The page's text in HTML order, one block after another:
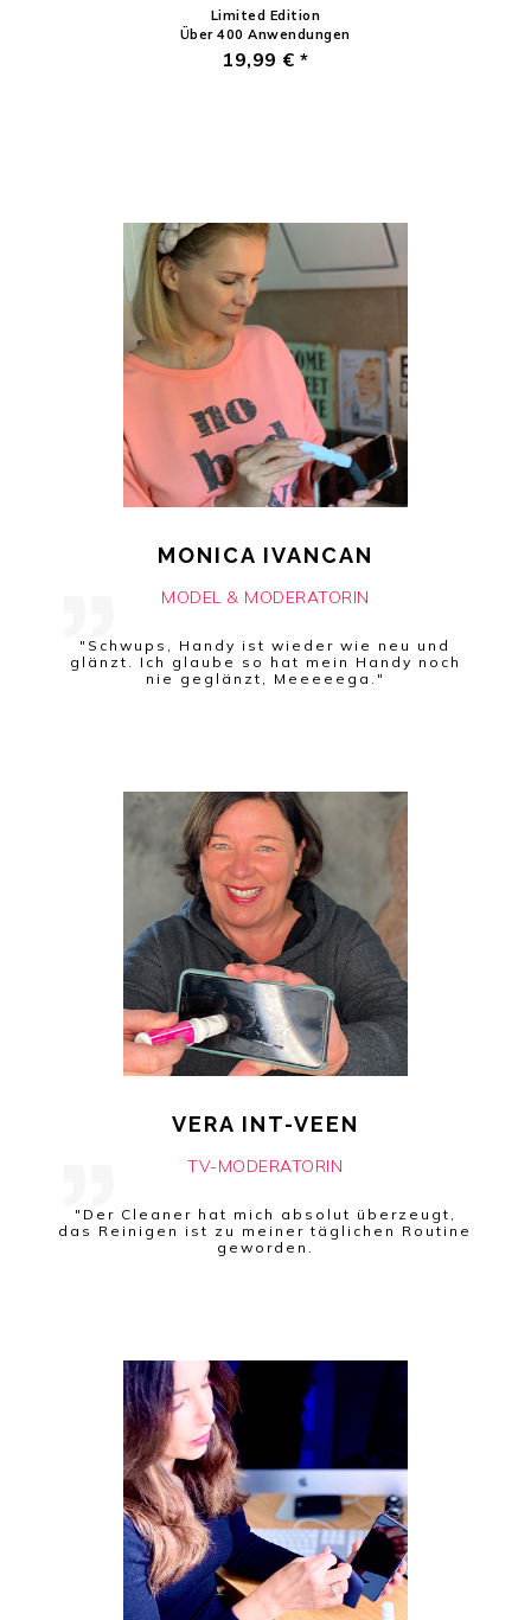
Limited Edition
Über 400 Anwendungen
19,99 € *
VERA INT-VEEN
TV-MODERATORIN
MONICA IVANCAN
MODEL & MODERATORIN
"Schwups, Handy ist wieder wie neu und
glänzt. Ich glaube so hat mein Handy noch
nie geglänzt, Meeeeega."
"Der Cleaner hat mich absolut überzeugt,
das Reinigen ist zu meiner täglichen Routine
geworden.